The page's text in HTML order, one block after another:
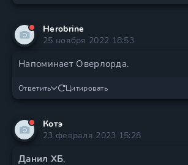
Herobrine
25 ноября 2022 18:53
Напоминает Оверлорда.
Ответить Цитировать
Котэ
23 февраля 2023 15:28
Данил ХБ,